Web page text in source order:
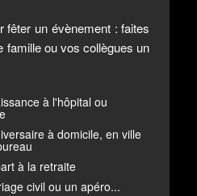
fêter un évènement : faites
famille ou vos collègues un
à l'hôpital ou
à domicile, en ville
à la retraite
civil ou un apéro...